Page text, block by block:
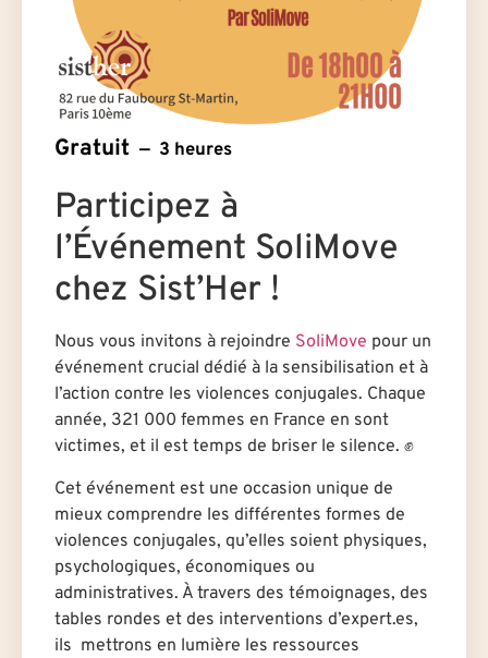
Gratuit 3 heures
Participez à
l’Événement SoliMove
chez Sist’Her !
Nous vous invitons à rejoindre SoliMove pour un
événement crucial dédié à la sensibilisation et à
l’action contre les violences conjugales. Chaque
année, 321 000 femmes en France en sont
victimes, et il est temps de briser le silence. ✊
Cet événement est une occasion unique de
mieux comprendre les différentes formes de
violences conjugales, qu’elles soient physiques,
psychologiques, économiques ou
administratives. À travers des témoignages, des
tables rondes et des interventions d’expert.es,
ils mettrons en lumière les ressources